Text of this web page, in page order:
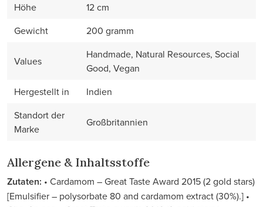
Höhe
12 cm
Gewicht
200 gramm
Values
Handmade, Natural Resources, Social
Good, Vegan
Hergestellt in
Indien
Standort der
Marke
Großbritannien
Allergene & Inhaltsstoffe
Zutaten: • Cardamom – Great Taste Award 2015 (2 gold stars)
[Emulsifier – polysorbate 80 and cardamom extract (30%).] •